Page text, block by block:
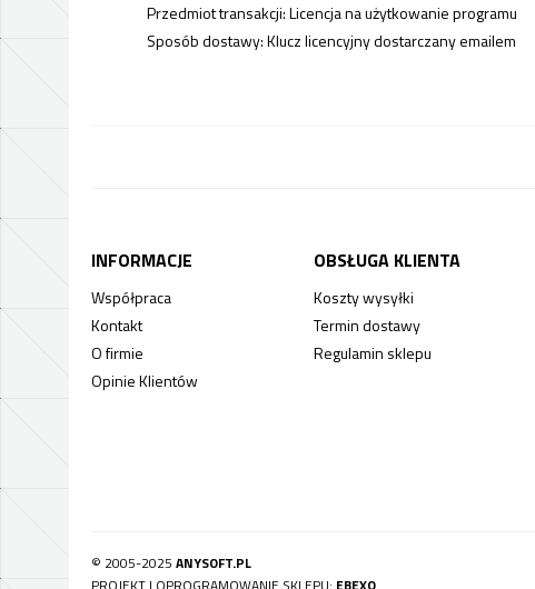
Przedmiot transakcji: Licencja na użytkowanie programu
Sposób dostawy: Klucz licencyjny dostarczany emailem
INFORMACJE
Współpraca
Kontakt
O firmie
Opinie Klientów
OBSŁUGA KLIENTA
Koszty wysyłki
Termin dostawy
Regulamin sklepu
© 2005-2025 ANYSOFT.PL